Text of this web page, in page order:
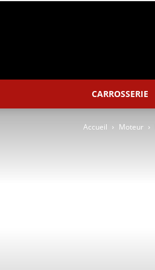
CARROSSERIE
Accueil Moteur